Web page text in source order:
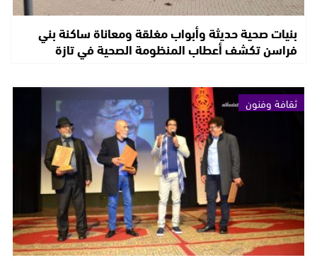
بنيات صحية حديثة وأبواب مغلقة ومعاناة ساكنة بني
فراسن تكشف أعطاب المنظومة الصحية في تازة
ثقافة وفنون